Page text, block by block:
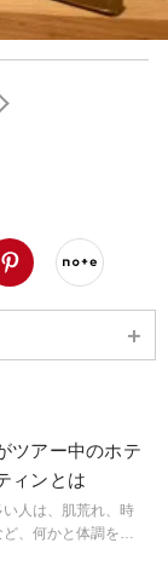
Pinterest
ツアー中のホテ
ィンとは
人は、肌荒れ、時
、何かと体調を崩